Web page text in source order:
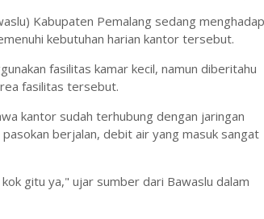
Kabupaten Pemalang sedang
kebutuhan harian kantor tersebut.
fasilitas kamar kecil, namun diberitahu
fasilitas tersebut.
kantor sudah terhubung dengan jaringan
berjalan, debit air yang masuk sangat
gitu ya," ujar sumber dari Bawaslu dalam